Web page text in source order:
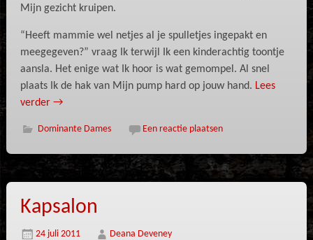
Mijn gezicht kruipen.
“Heeft mammie wel netjes al je spulletjes ingepakt en
meegegeven?” vraag Ik terwijl Ik een kinderachtig toontje
aansla. Het enige wat Ik hoor is wat gemompel. Al snel
plaats Ik de hak van Mijn pump hard op jouw hand. Lees
verder →
Dominante Dames Een reactie plaatsen
Kapsalon
24 juli 2011 Deana Deveney